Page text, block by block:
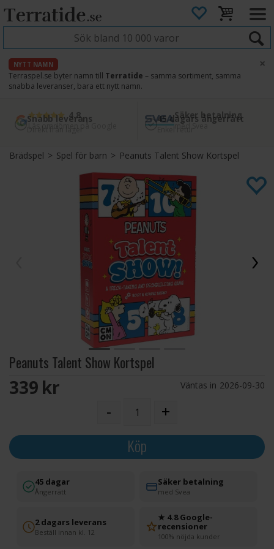
NYTT NAMN
Terraspel.se byter namn till Terratide – samma sortiment, samma
snabba leveranser, bara ett nytt namn.
×
4.8
Läs omdömen på Google
Säker betalning
Snabb leverans
Direkt från lager
45 dagars ångerrätt
Brädspel>Spel för barn> Peanuts Talent Show Kortspel
Peanuts Talent Show Kortspel
339 SEK Väntas in 2026-09-30
- +
Köp
45 dagar
Ångerrätt
Säker betalning
med Svea
2 dagars leverans
Beställ innan kl. 12
★ 4.8 Google-
recensioner
100% nöjda kunder